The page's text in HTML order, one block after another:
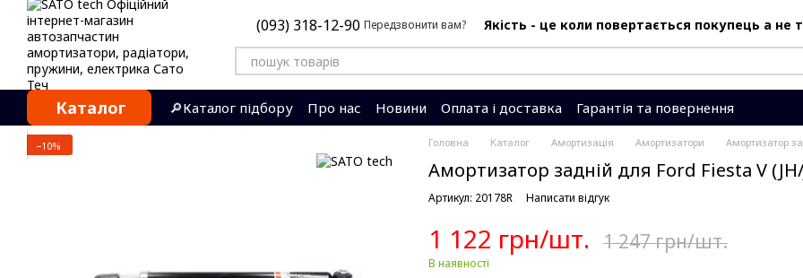
Перейти до основного контенту
(093) 318-12-90 Передзвонити вам? Якість - це коли повертається покупець а не
Каталог 🔎Каталог підбору Про нас Новини Оплата і доставка
Гарантія та повернення
Контактна інформація
Відгуки Система знижок
−10% Головна Каталог Амортизація Амортизатори Амортизатор
Амортизатор задній для Ford Fiesta V
Артикул: 20178R Написати відгук
1 122 грн/шт. 1 247 грн/шт.
В наявності